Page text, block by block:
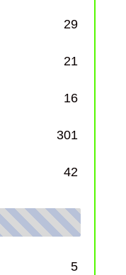
29
21
16
301
42
5